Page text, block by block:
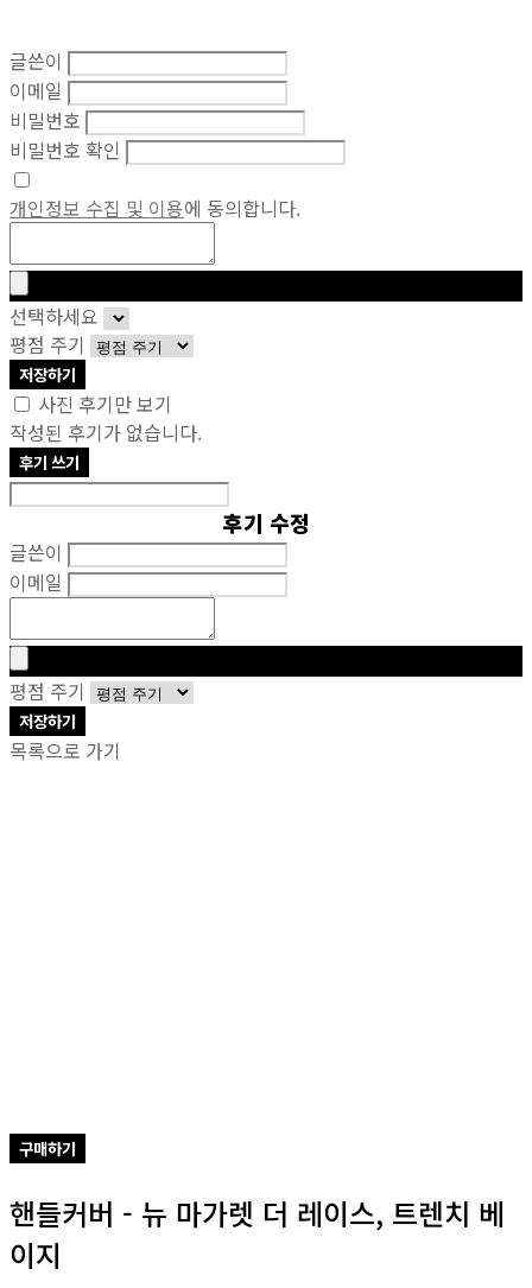
글쓴이
이메일
비밀번호
비밀번호 확인
개인정보 수집 및 이용에 동의합니다.
선택하세요
평점 주기
저장하기
사진 후기만 보기
작성된 후기가 없습니다.
후기 쓰기
후기 수정
글쓴이
이메일
평점 주기
저장하기
목록으로 가기
구매하기
핸들커버 - 뉴 마가렛 더 레이스, 트렌치 베
이지